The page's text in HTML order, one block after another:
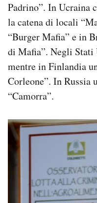
Padrino”. In Ucraina
la catena di locali
“Burger Mafia” e in
di Mafia”. Negli Stati
mentre in Finlandia
Corleone”. In Russia
“Camorra”.